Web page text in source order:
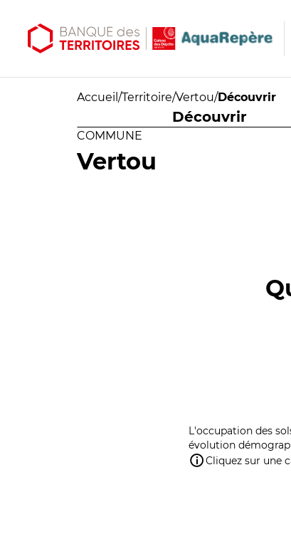
Accueil /Territoire/Vertou/Découvrir
Découvrir
COMMUNE
Vertou
L'occupation des
évolution
Cliquez sur une